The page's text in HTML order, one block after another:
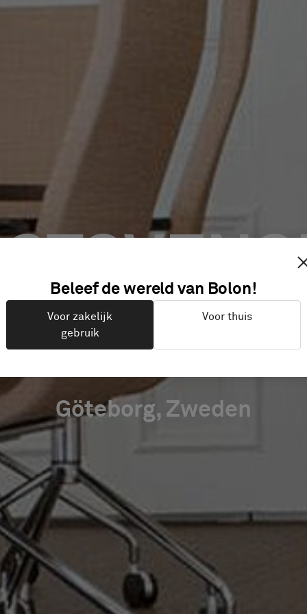
Göteborg, Zweden
Beleef de wereld van Bolon!
Voor zakelijk
gebruik
Voor thuis